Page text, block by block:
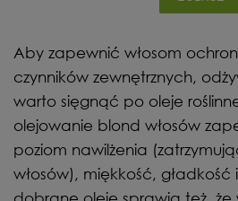
Aby zapewnić włosom
czynników zewnętrznych,
warto sięgnąć po oleje
olejowanie blond włosów
poziom nawilżenia
włosów), miękkość, gładkość